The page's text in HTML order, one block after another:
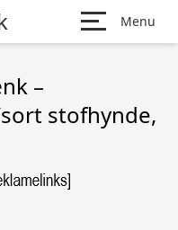
Menu
–
stofhynde,